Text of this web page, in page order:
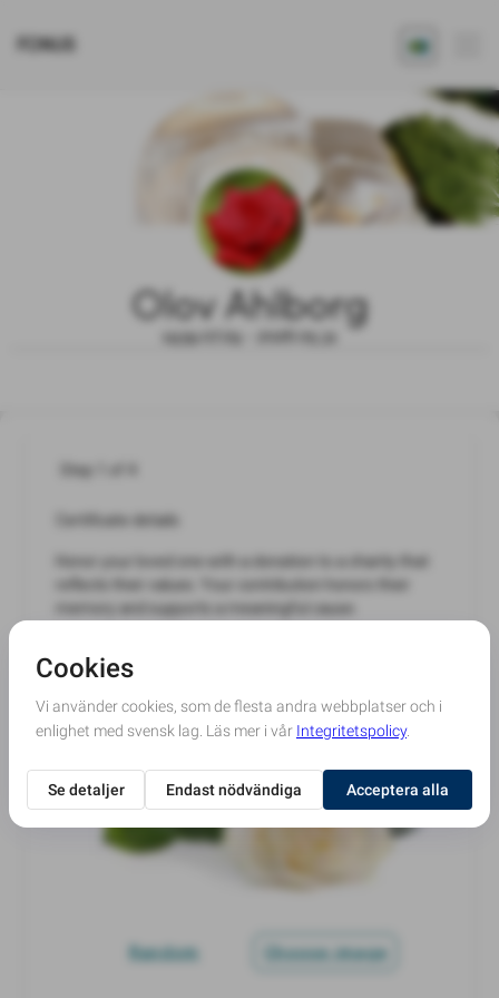
FONUS
Olov Ahlborg
1939.07.29 - 2026.05.31